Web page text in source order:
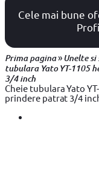
Cele mai bune
Prima pagina»Unelte si
tubulara Yato YT-1105
3/4 inch
Cheie tubulara Yato
prindere patrat 3/4